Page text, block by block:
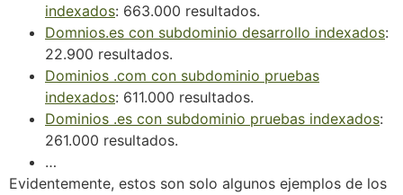
indexados: 663.000 resultados.
Domnios.es con subdominio desarrollo indexados:
22.900 resultados.
Dominios .com con subdominio pruebas
indexados: 611.000 resultados.
Dominios .es con subdominio pruebas indexados:
261.000 resultados.
…
Evidentemente, estos son solo algunos ejemplos de los